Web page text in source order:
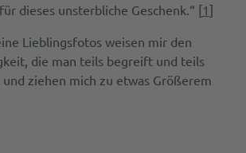
dieses unsterbliche Geschenk.“ [1]
Lieblingsfotos weisen mir den
die man teils begreift und teils
ziehen mich zu etwas Größerem